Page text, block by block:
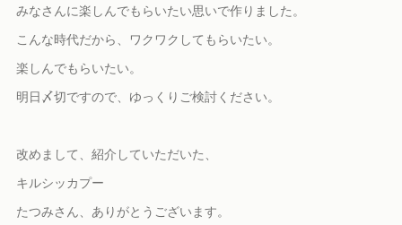
みなさんに楽しんでもらいたい思いで作りました。
こんな時代だから、ワクワクしてもらいたい。
楽しんでもらいたい。
明日〆切ですので、ゆっくりご検討ください。
改めまして、紹介していただいた、
キルシッカプー
たつみさん、ありがとうございます。